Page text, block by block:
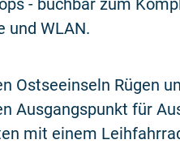
und WLAN.
Ostseeinseln Rügen
Ausgangspunkt für
mit einem